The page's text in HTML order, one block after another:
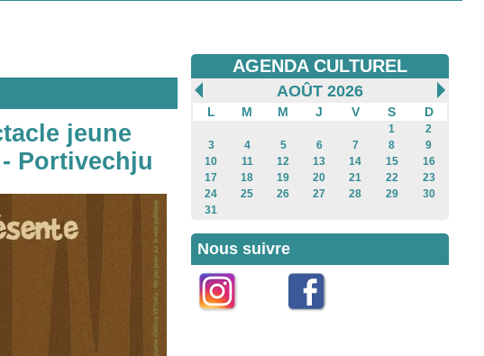
jeune
Portivechju
AGENDA CULTUREL
AOÛT 2026
L M M J V S D
1
2
3
4 5 6 7 8
9
10
11 12 13 14 15
16
17
18 19 20 21 22
23
24
25 26 27 28 29
30
31
Nous suivre